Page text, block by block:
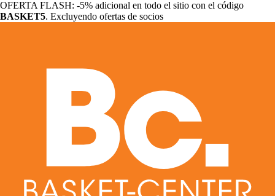
OFERTA FLASH: -5% adicional en todo el sitio con el código
BASKET5. Excluyendo ofertas de socios